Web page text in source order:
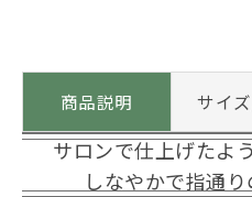
商品説明 サイ
サロンで仕上げたよ
しなやかで指通